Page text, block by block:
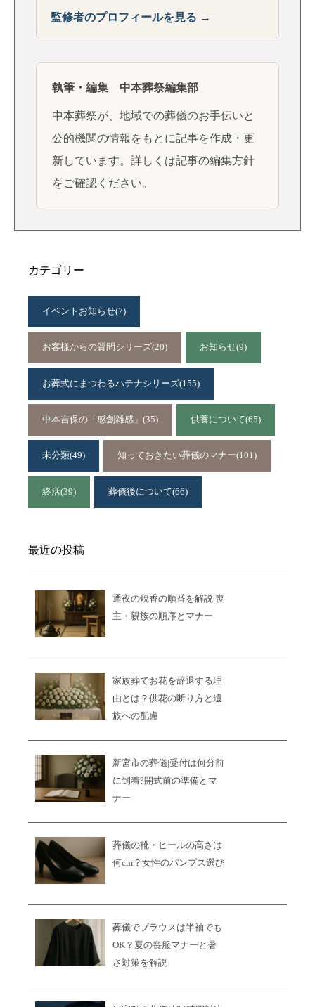
監修者のプロフィールを見る →
執筆・編集 中本葬祭編集部
中本葬祭が、地域での葬儀のお手伝いと
公的機関の情報をもとに記事を作成・更
新しています。詳しくは記事の編集方針
をご確認ください。
カテゴリー
イベントお知らせ(7)
お客様からの質問シリーズ(20) お知らせ(9)
お葬式にまつわるハテナシリーズ(155)
中本吉保の「感創雑感」 (35) 供養について(65)
未分類(49) 知っておきたい葬儀のマナー(101)
終活(39) 葬儀後について(66)
最近の投稿
通夜の焼香の順番を解説|喪
主・親族の順序とマナー
家族葬でお花を辞退する理
由とは？供花の断り方と遺
族への配慮
新宮市の葬儀|受付は何分前
に到着?開式前の準備とマ
ナー
葬儀の靴・ヒールの高さは
何cm？女性のパンプス選び
葬儀でブラウスは半袖でも
OK？夏の喪服マナーと暑
さ対策を解説